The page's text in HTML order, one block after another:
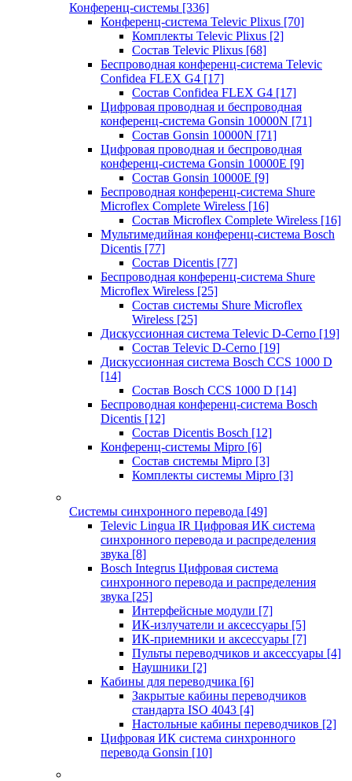
Конференц-системы [336]
Конференц-система Televic Plixus [70]
Комплекты Televic Plixus [2]
Состав Televic Plixus [68]
Беспроводная конференц-система Televic
Confidea FLEX G4 [17]
Состав Confidea FLEX G4 [17]
Цифровая проводная и беспроводная
конференц-система Gonsin 10000N [71]
Состав Gonsin 10000N [71]
Цифровая проводная и беспроводная
конференц-система Gonsin 10000E [9]
Состав Gonsin 10000E [9]
Беспроводная конференц-система Shure
Microflex Complete Wireless [16]
Состав Microflex Complete Wireless [16]
Мультимедийная конференц-система Bosch
Dicentis [77]
Состав Dicentis [77]
Беспроводная конференц-система Shure
Microflex Wireless [25]
Состав системы Shure Microflex
Wireless [25]
Дискуссионная система Televic D-Cerno [19]
Состав Televic D-Cerno [19]
Дискуссионная система Bosch CCS 1000 D
[14]
Состав Bosch CCS 1000 D [14]
Беспроводная конференц-система Bosch
Dicentis [12]
Состав Dicentis Bosch [12]
Конференц-системы Mipro [6]
Состав системы Mipro [3]
Комплекты системы Mipro [3]
Системы синхронного перевода [49]
Televic Lingua IR Цифровая ИК система
синхронного перевода и распределения
звука [8]
Bosch Integrus Цифровая система
синхронного перевода и распределения
звука [25]
Интерфейсные модули [7]
ИК-излучатели и аксессуары [5]
ИК-приемники и аксессуары [7]
Пульты переводчиков и аксессуары [4]
Наушники [2]
Кабины для переводчика [6]
Закрытые кабины переводчиков
стандарта ISO 4043 [4]
Настольные кабины переводчиков [2]
Цифровая ИК система синхронного
перевода Gonsin [10]